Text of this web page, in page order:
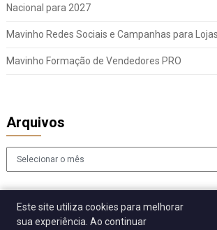
Nacional para 2027
Mavinho Redes Sociais e Campanhas para
Mavinho Formação de Vendedores PRO
Arquivos
Arquivos
Este site utiliza cookies para melhorar
sua experiência. Ao continuar